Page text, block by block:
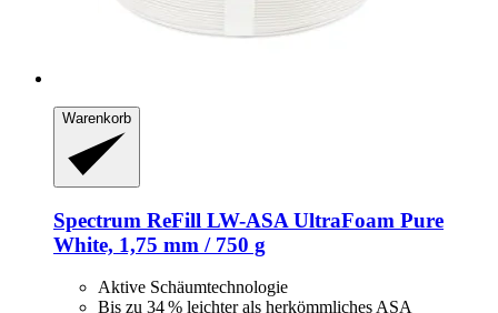
Warenkorb
Spectrum ReFill LW-​ASA UltraFoam Pure
White, 1,75 mm / 750 g
Aktive Schäumtechnologie
Bis zu 34 % leichter als herkömmliches ASA